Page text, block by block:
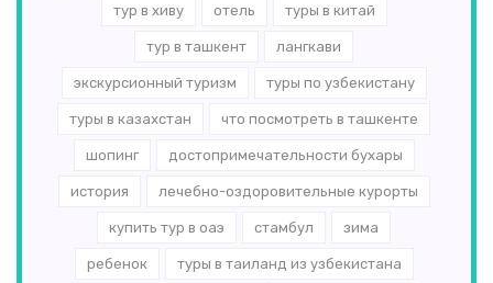
тур в хиву отель туры в китай
тур в ташкент лангкави
экскурсионный туризм туры по узбекистану
туры в казахстан что посмотреть в ташкенте
шопинг достопримечательности бухары
история лечебно-оздоровительные курорты
купить тур в оаэ стамбул зима
ребенок туры в таиланд из узбекистана